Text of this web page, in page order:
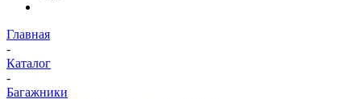
Главная
-
Каталог
-
Багажники